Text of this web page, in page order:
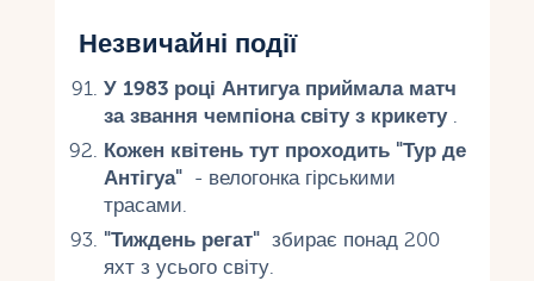
Незвичайні події
У 1983 році Антигуа приймала матч
за звання чемпіона світу з крикету.
Кожен квітень тут проходить "Тур де
Антігуа"- велогонка гірськими
трасами.
"Тиждень регат"збирає понад 200
яхт з усього світу.